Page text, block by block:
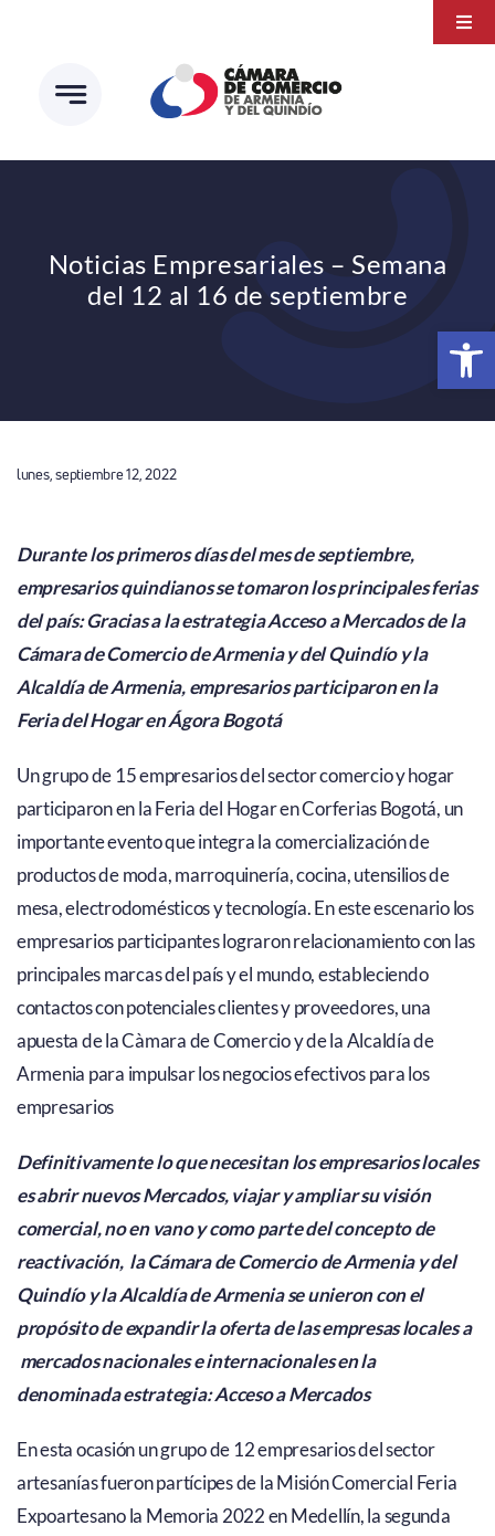
Abrir
contenido
Noticias Empresariales – Semana
del 12 al 16 de septiembre
lunes, septiembre 12, 2022
Durante los primeros días del mes de septiembre,
empresarios quindianos se tomaron los principales ferias
del país: Gracias a la estrategia Acceso a Mercados de la
Cámara de Comercio de Armenia y del Quindío y la
Alcaldía de Armenia, empresarios participaron en la
Feria del Hogar en Ágora Bogotá
Un grupo de 15 empresarios del sector comercio y hogar
participaron en la Feria del Hogar en Corferias Bogotá, un
importante evento que integra la comercialización de
productos de moda, marroquinería, cocina, utensilios de
mesa, electrodomésticos y tecnología. En este escenario los
empresarios participantes lograron relacionamiento con las
principales marcas del país y el mundo, estableciendo
contactos con potenciales clientes y proveedores, una
apuesta de la Càmara de Comercio y de la Alcaldía de
Armenia para impulsar los negocios efectivos para los
empresarios
Definitivamente lo que necesitan los empresarios locales
es abrir nuevos Mercados, viajar y ampliar su visión
comercial, no en vano y como parte del concepto de
reactivación, la Cámara de Comercio de Armenia y del
Quindío y la Alcaldía de Armenia se unieron con el
propósito de expandir la oferta de las empresas locales a
mercados nacionales e internacionales en la
denominada estrategia: Acceso a Mercados
En esta ocasión un grupo de 12 empresarios del sector
artesanías fueron partícipes de la Misión Comercial Feria
Expoartesano la Memoria 2022 en Medellín, la segunda